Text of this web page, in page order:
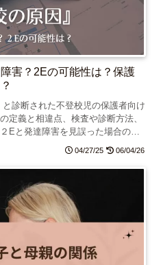
害？2Eの可能性は？保護
診断された不登校児の保護者向け
定義と相違点、検査や診断方法、
Eと発達障害を見誤った場合の弊
04/27/25 06/04/26